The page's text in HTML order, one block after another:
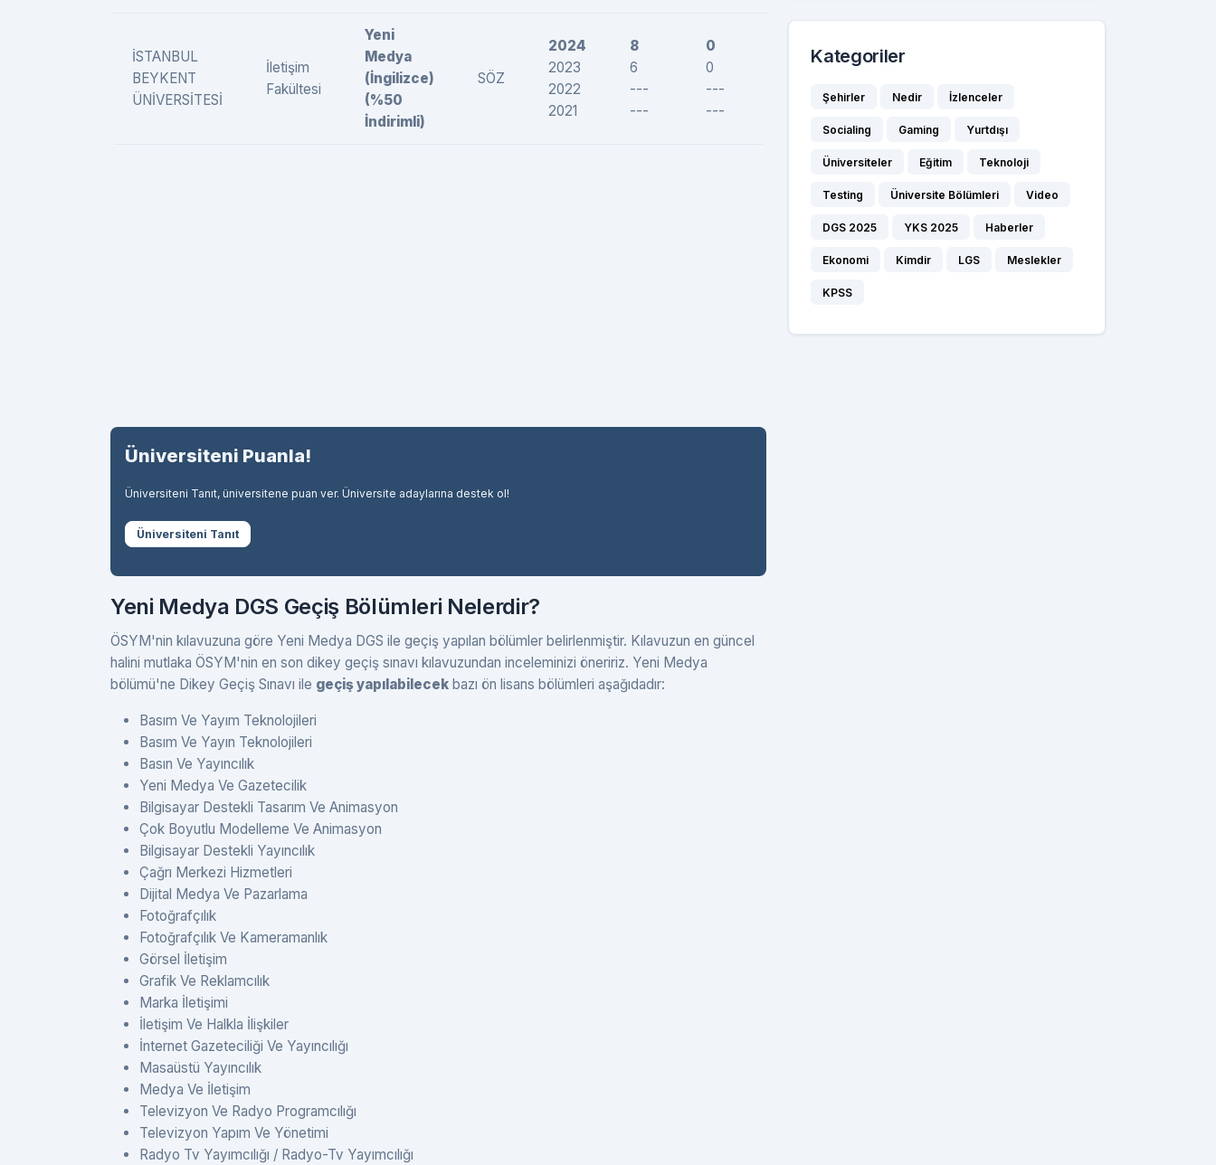
İSTANBUL
BEYKENT
ÜNİVERSİTESİ
İletişim
Fakültesi
Yeni
Medya
(İngilizce)
(%50
İndirimli)
SÖZ
2024
2023
2022
2021
8
6
---
---
0
0
---
---
--
---
Üniversiteni Puanla!
Üniversiteni Tanıt, üniversitene puan ver. Üniversite adaylarına destek ol!
Üniversiteni Tanıt
Yeni Medya DGS Geçiş Bölümleri Nelerdir?
ÖSYM'nin kılavuzuna göre Yeni Medya DGS ile geçiş yapılan bölümler belirlenmiştir. Kılavuzun en güncel
halini mutlaka ÖSYM'nin en son dikey geçiş sınavı kılavuzundan inceleminizi öneririz. Yeni Medya
bölümü'ne Dikey Geçiş Sınavı ile geçiş yapılabilecek bazı ön lisans bölümleri aşağıdadır:
Basım Ve Yayım Teknolojileri
Basım Ve Yayın Teknolojileri
Basın Ve Yayıncılık
Yeni Medya Ve Gazetecilik
Bilgisayar Destekli Tasarım Ve Animasyon
Çok Boyutlu Modelleme Ve Animasyon
Bilgisayar Destekli Yayıncılık
Çağrı Merkezi Hizmetleri
Dijital Medya Ve Pazarlama
Fotoğrafçılık
Fotoğrafçılık Ve Kameramanlık
Görsel İletişim
Grafik Ve Reklamcılık
Marka İletişimi
İletişim Ve Halkla İlişkiler
İnternet Gazeteciliği Ve Yayıncılığı
Masaüstü Yayıncılık
Medya Ve İletişim
Televizyon Ve Radyo Programcılığı
Televizyon Yapım Ve Yönetimi
Radyo Tv Yayımcılığı / Radyo-Tv Yayımcılığı
Kategoriler
Şehirler Nedir İzlenceler
Socialing Gaming Yurtdışı
Üniversiteler Eğitim Teknoloji
Testing Üniversite Bölümleri Video
DGS 2025 YKS 2025 Haberler
Ekonomi Kimdir LGS Meslekler
KPSS